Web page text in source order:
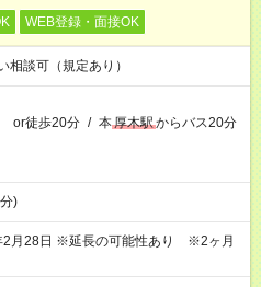
WEB登録・面接OK
談可（規定あり）
or徒歩20分 / 本厚木駅からバス20分
)
2月28日 ※延長の可能性あり ※2ヶ月